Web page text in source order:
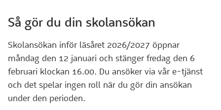
Så gör du din skolansökan
Skolansökan inför läsåret 2026/2027 öppnar
måndag den 12 januari och stänger fredag den 6
februari klockan 16.00. Du ansöker via vår e-tjänst
och det spelar ingen roll när du gör din ansökan
under den perioden.